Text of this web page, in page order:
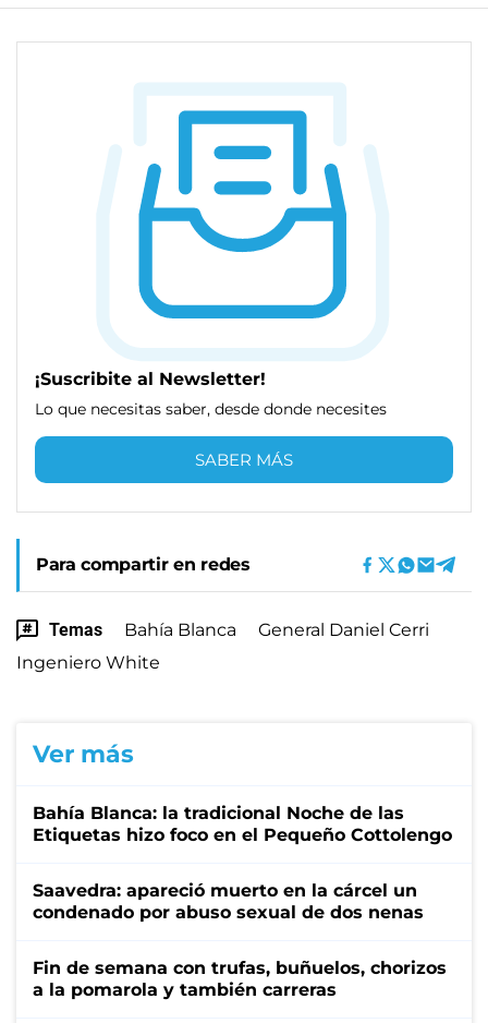
¡Suscribite al Newsletter!
Lo que necesitas saber, desde donde necesites
SABER MÁS
Para compartir en redes
Temas Bahía Blanca
General Daniel Cerri
Ingeniero White
Ver más
Bahía Blanca: la tradicional Noche de las
Etiquetas hizo foco en el Pequeño Cottolengo
Saavedra: apareció muerto en la cárcel un
condenado por abuso sexual de dos nenas
Fin de semana con trufas, buñuelos, chorizos
a la pomarola y también carreras